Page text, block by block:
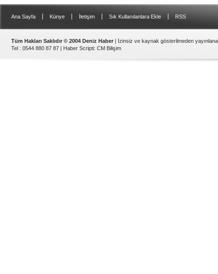
Ana Sayfa Künye İletişim Sık Kullanılanlara Ekle RSS
Tüm Hakları Saklıdır © 2004 Deniz Haber | İzinsiz ve kaynak gösterilmeden
Tel : 0544 880 87 87 | Haber Scripti: CM Bilişim